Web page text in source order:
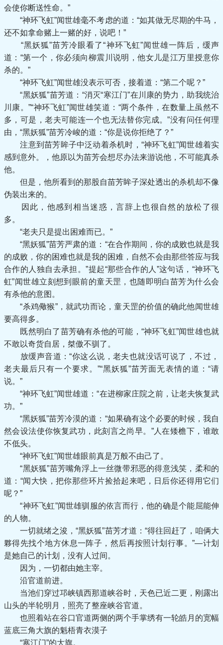
会使你断送性命。”
“神环飞虹”闻世雄毫不考虑的道：“如其做无尽期的牛马，
还不如拿命赌上一赌的好，说吧！”
“黑妖狐”苗芳冷眼看了“神环飞虹”闻世雄一阵后，缓声
道：“第一个，你必须向柳震川说明，他女儿是江万里授意你
杀的。”
“神环飞虹”闻世雄没表示可否，接着道：“第二个呢？”
“黑妖狐”苗芳道：“消灭“寒江门”在川康的势力，助我统治
川康。”“神环飞虹”闻世雄笑道：“两个条件，在数量上虽然不
多，可是，老夫可能连一个也无法替你完成。”没有问任何理
由，“黑妖狐”苗芳冷峻的道：“你是说你拒绝了？”
注意到苗芳眸子中泛动着杀机时，“神环飞虹”闻世雄着实
感到意外。，他原以为苗芳会想尽办法来游说他，不可能真杀
他。
但是，他所看到的那股自苗芳眸子深处透出的杀机却不像
伪装出来的。
因此，他感到相当迷惑，言辞上也很自然的放松了很
多。
“老夫只是提出困难而已。”
“黑妖狐”苗芳严肃的道：“在合作期间，你的成败也就是我
的成败，你的困难也就是我的困难，自然不会由那些答应与我
合作的人独自去承担。”提起“那些合作的人”这句话，“神环飞
虹”闻世雄立刻想到眼前的童天罡，也随即明白苗芳为什么会
有杀他的意图。
“杀鸡儆猴”，就武功而论，童天罡的价值的确此他闻世雄
要高得多。
既然明白了苗芳确有杀他的可能，“神环飞虹”闻世雄也就
不敢以奇货自居，桀傲不驯了。
放缓声音道：“你这么说，老夫也就没话可说了，不过，
老夫最后只有一个要求。”“黑妖狐”苗芳面无表情的道：“请
说。”
“神环飞虹”闻世雄道：“在进柳家庄院之前，让老夫恢复武
功。”
“黑妖狐”苗芳冷漠的道：“如果确有这个必要的时候，我自
然会设法使你恢复武功，此刻言之尚早。”人在矮檐下，谁敢
不低头。
“神环飞虹”闻世雄眼前真是万般不由己了。
“黑妖狐”苗芳嘴角浮上一丝微带邪恶的得意浅笑，柔和的
道：“闻大快，把你那些环片捡拾起来吧，日后你还得用它们
呢？”
“神环飞虹”闻世雄驯服的依言而行，他的确是个能屈能伸
的人物。
一切就绪之浚，“黑妖狐”苗芳才道：“得往回赶了，咱俩大
夥得先找个地方休息一阵子，然后再按照计划行事。”—计划
是她自己的计划，没有人过间。
因为，一切都由她主宰。
沿官道前进。
当池们穿过邛峡镇西那道峡谷时，天色已近二更，刚露出
山头的半轮明月，照亮了整座峡谷官道。
也照着站在谷口官道两侧的两个手掌绣有一轮皓月的宽幅
蓝底三角大旗的魁梧青衣漠子
“寒江门”的大旗。